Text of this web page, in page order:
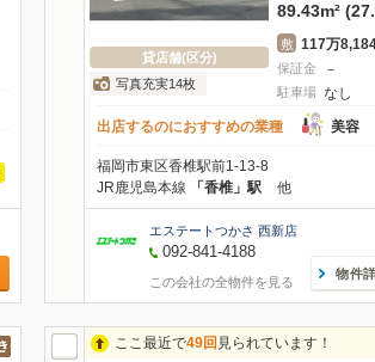
貸店舗(区分)
写真充実14枚
89.43m²
敷 117万
保証金 －
駐車場 なし
出店するのにおすすめの業種
美容
福岡市東区香椎駅前1-13-8
JR鹿児島本線 「香椎」駅 他
エステートつかさ 西新店
092-841-4188
この会社の全物件を見る
物件
ここ最近で49回 見られています！